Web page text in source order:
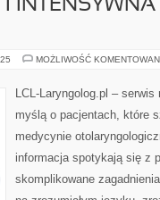
INTENSYWNA
MOŻLIWOŚĆ
LCL-Laryngolog.pl –
myślą o pacjentach, które
medycynie
informacja spotykają się z
skomplikowane